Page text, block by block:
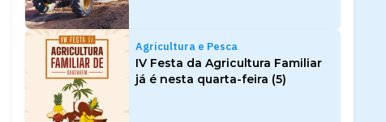
Agricultura e Pesca
IV Festa da Agricultura Familiar
já é nesta quarta-feira (5)